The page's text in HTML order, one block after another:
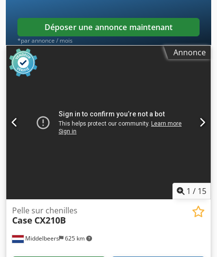
Déposer une annonce maintenant
*par annonce / mois
Annonce
1 / 15
Middelbeers 625 km
Pelle sur chenilles
Case CX210B